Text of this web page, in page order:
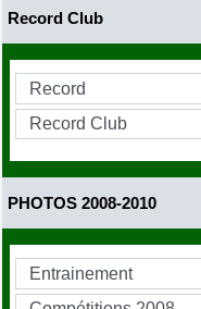
Record Club
PHOTOS 2008-2010